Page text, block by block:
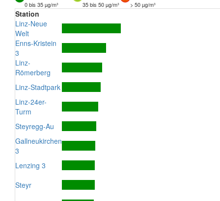
0 bis 35 µg/m³
35 bis 50 µg/m³ > 50 µg/m³
Station
Linz-Neue
Welt
Enns-Kristein
3
Linz-
Römerberg
Linz-Stadtpark
Linz-24er-
Turm
Steyregg-Au
Gallneukirchen
3
Lenzing 3
Steyr